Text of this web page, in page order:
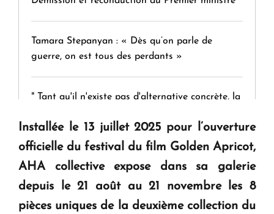
Tamara Stepanyan : « Dès qu’on parle de
guerre, on est tous des perdants »
" Tant qu'il n'existe pas d'alternative concrète, la
KASA : 30 ans d'audace, de résilience et d'avenir
en Arménie
Le premier hôtel Hyatt Regency d'Arménie
Installée le 13 juillet 2025 pour l’ouverture
officielle du festival du film Golden Apricot,
AHA collective expose dans sa galerie
depuis le 21 août au 21 novembre les 8
pièces uniques de la deuxième collection du